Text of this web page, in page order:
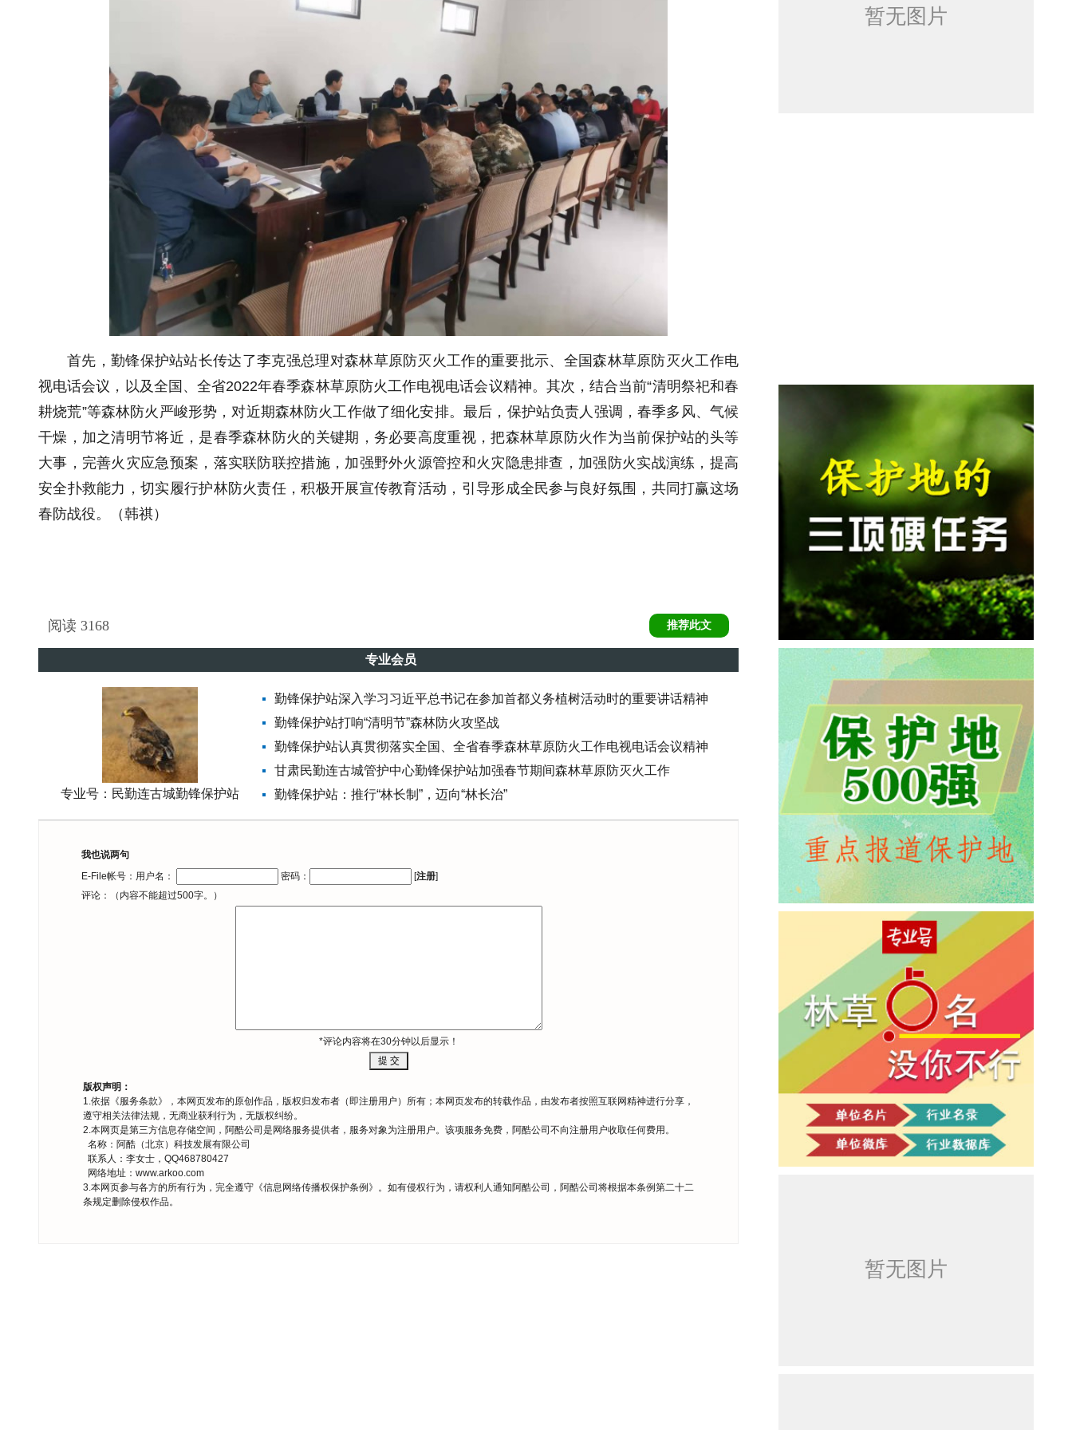
首先，勤锋保护站站长传达了李克强总理对森林草原防灭火工作的重要批示、全国森林草原防灭火工作电
视电话会议，以及全国、全省2022年春季森林草原防火工作电视电话会议精神。其次，结合当前“清明祭祀和春
耕烧荒”等森林防火严峻形势，对近期森林防火工作做了细化安排。最后，保护站负责人强调，春季多风、气候
干燥，加之清明节将近，是春季森林防火的关键期，务必要高度重视，把森林草原防火作为当前保护站的头等
大事，完善火灾应急预案，落实联防联控措施，加强野外火源管控和火灾隐患排查，加强防火实战演练，提高
安全扑救能力，切实履行护林防火责任，积极开展宣传教育活动，引导形成全民参与良好氛围，共同打赢这场
春防战役。（韩祺）
阅读 3168 推荐此文
专业会员
专业号： 民勤连古城勤锋保护站
勤锋保护站深入学习习近平总书记在参加首都义务植树活动时的重要讲话精神
勤锋保护站打响“清明节”森林防火攻坚战
勤锋保护站认真贯彻落实全国、全省春季森林草原防火工作电视电话会议精神
甘肃民勤连古城管护中心勤锋保护站加强春节期间森林草原防灭火工作
勤锋保护站：推行“林长制”，迈向“林长治”
推动生态文明建设，深化“绿色”革命
勤锋保护站召开专题会议 安排部署森林防火工作
我也说两句
E-File帐号：用户名：
密码： [注册]
评论：（内容不能超过500字。）
*评论内容将在30分钟以后显示！
版权声明：
1.依据《服务条款》，本网页发布的原创作品，版权归发布者（即注册用户）所有；本网页发布的转载作品，由发布者按照互联网精神进行分享，
遵守相关法律法规，无商业获利行为，无版权纠纷。
2.本网页是第三方信息存储空间，阿酷公司是网络服务提供者，服务对象为注册用户。该项服务免费，阿酷公司不向注册用户收取任何费用。
名称：阿酷（北京）科技发展有限公司
联系人：李女士，QQ468780427
网络地址： www.arkoo.com
3.本网页参与各方的所有行为，完全遵守《信息网络传播权保护条例 》。如有侵权行为，请权利人通知阿酷公司，阿酷公司将根据本条例第二十二
条规定删除侵权作品。